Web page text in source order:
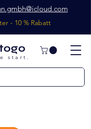
start.
- 10 % Rabatt